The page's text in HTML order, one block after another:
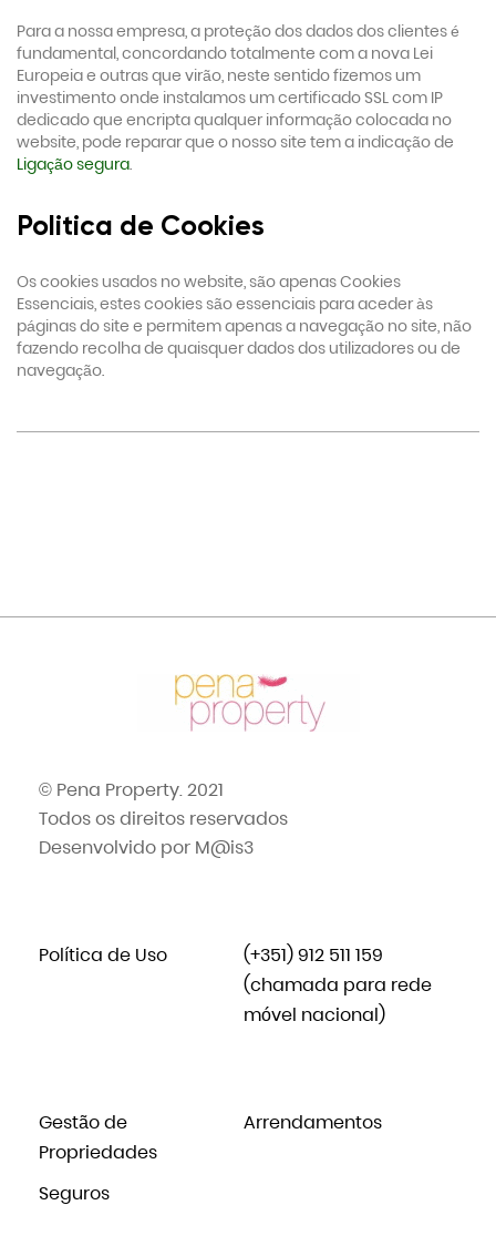
Para a nossa empresa, a proteção dos dados dos clientes é
fundamental, concordando totalmente com a nova Lei
Europeia e outras que virão, neste sentido fizemos um
investimento onde instalamos um certificado SSL com IP
dedicado que encripta qualquer informação colocada no
website, pode reparar que o nosso site tem a indicação de
Ligação segura.
Politica de Cookies
Os cookies usados no website, são apenas Cookies
Essenciais, estes cookies são essenciais para aceder às
páginas do site e permitem apenas a navegação no site, não
fazendo recolha de quaisquer dados dos utilizadores ou de
navegação.
© Pena Property. 2021
Todos os direitos reservados
Desenvolvido por M@is3
Política de Uso
(+351) 912 511 159
(chamada para rede
móvel nacional)
Gestão de
Propriedades
Arrendamentos
Seguros